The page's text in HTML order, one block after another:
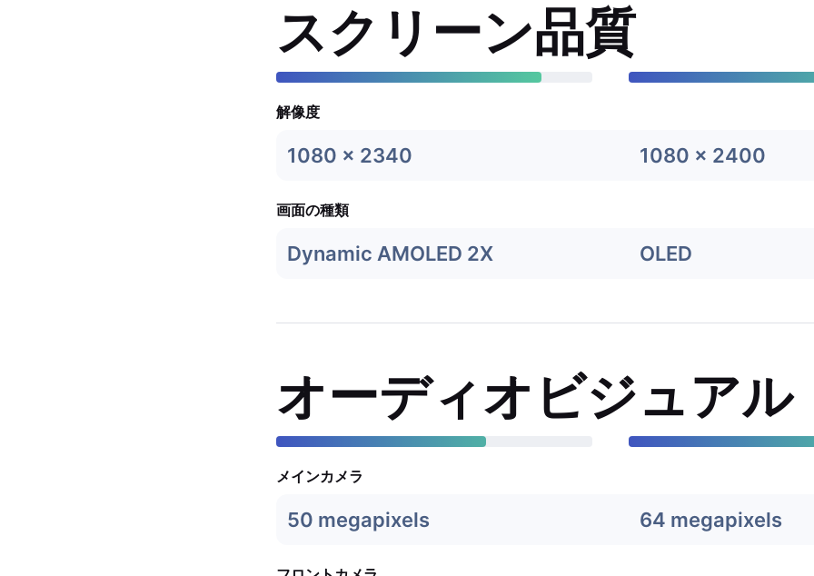
スクリーン品質
解像度
1080 x 2340 1080 x 2400
画面の種類
Dynamic AMOLED 2X OLED
オーディオビジュアル
メインカメラ
50 megapixels 64 megapixels